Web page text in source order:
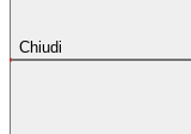
Chiudi